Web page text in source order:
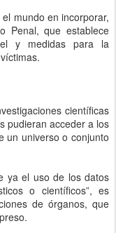
mundo en incorporar,
Penal, que establece
y medidas para la
científicas
pudieran acceder a los
un universo o conjunto
ya el uso de los datos
o científicos”, es
de órganos, que